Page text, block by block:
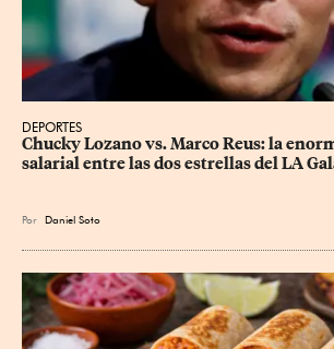
DEPORTES
Chucky Lozano vs. Marco Reus: la
salarial entre las dos estrellas del LA
Por Daniel Soto